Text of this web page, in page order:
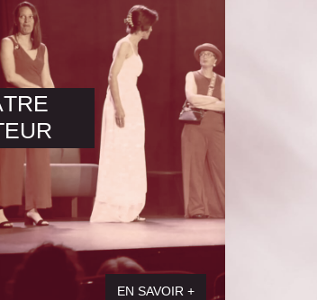
EN SAVOIR +